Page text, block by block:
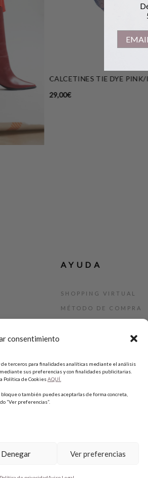
consentimiento
terceros para finalidades analíticas mediante el análisis
sus preferencias y con finalidades publicitarias.
Política de CookiesAQUÍ.
o también puedes aceptarlas de forma concreta,
“Ver preferencias”.
Denegar Ver preferencias
CALCETINES TIE DYE
29,00€
AYUDA
SHOPPING VIRTUAL
MÉTODO DE COMPRA
GUÍA DE TALLAS Y
CAMBIOS Y
TÉRMINIOS Y
AVISO LEGAL
POLÍTICA DE
POLÍTICA DE COOKIES